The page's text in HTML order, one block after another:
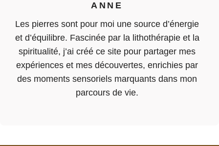
ANNE
Les pierres sont pour moi une source d’énergie
et d’équilibre. Fascinée par la lithothérapie et la
spiritualité, j’ai créé ce site pour partager mes
expériences et mes découvertes, enrichies par
des moments sensoriels marquants dans mon
parcours de vie.